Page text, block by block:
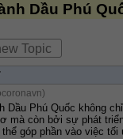
Dầu Phú
Topic
Dầu Phú Quốc không
mà còn bởi sự phát
góp phần vào việc